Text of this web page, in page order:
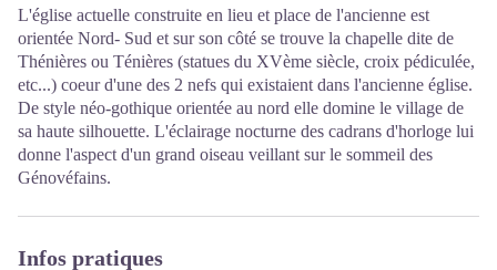
L'église actuelle construite en lieu et place de l'ancienne est
orientée Nord- Sud et sur son côté se trouve la chapelle dite de
Thénières ou Ténières (statues du XVème siècle, croix pédiculée,
etc...) coeur d'une des 2 nefs qui existaient dans l'ancienne église.
De style néo-gothique orientée au nord elle domine le village de
sa haute silhouette. L'éclairage nocturne des cadrans d'horloge lui
donne l'aspect d'un grand oiseau veillant sur le sommeil des
Génovéfains.
Infos pratiques